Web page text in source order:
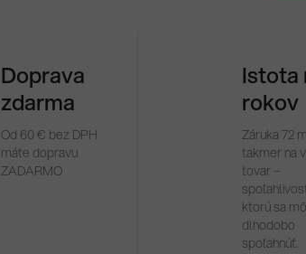
Doprava
zdarma
Od 60 € bez DPH
máte dopravu
ZADARMO
Istota
rokov
Záruka 72
takmer na
tovar –
ktorú sa
dlhodobo
spoľahnúť.